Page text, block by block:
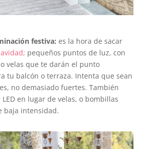
festiva: es la hora de sacar
pequeños puntos de luz, con
velas que te darán el punto
tu balcón o terraza. Intenta que sean
no demasiado fuertes. También
en lugar de velas, o bombillas
baja intensidad.